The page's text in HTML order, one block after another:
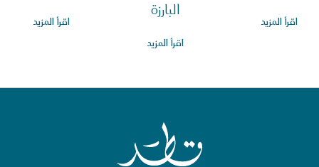
اقرأ المزيد
البارزة
اقرأ المزيد
اقرأ المزيد
الصفحة الرئيسية لقطر للسياحة